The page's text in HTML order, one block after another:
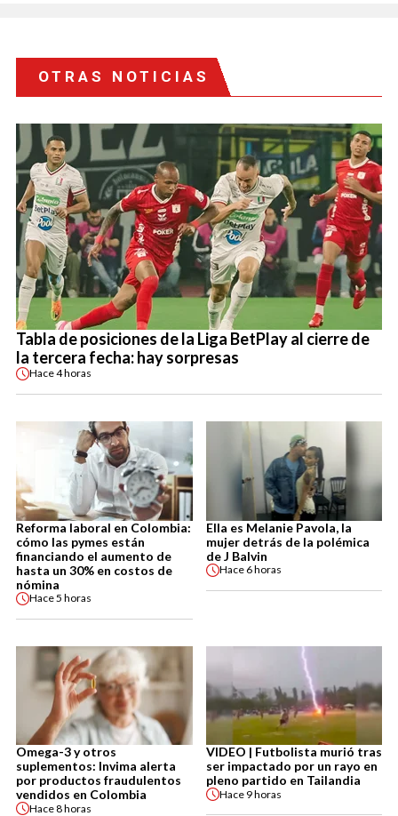
OTRAS NOTICIAS
Tabla de posiciones de la Liga BetPlay al cierre de
la tercera fecha: hay sorpresas
Hace4 horas
Reforma laboral en Colombia:
cómo las pymes están
financiando el aumento de
hasta un 30% en costos de
nómina
Hace5 horas
Ella es Melanie Pavola, la
mujer detrás de la polémica
de J Balvin
Hace 6 horas
Omega-3 y otros
suplementos: Invima alerta
por productos fraudulentos
vendidos en Colombia
Hace8 horas
VIDEO | Futbolista murió tras
ser impactado por un rayo en
pleno partido en Tailandia
Hace 9 horas